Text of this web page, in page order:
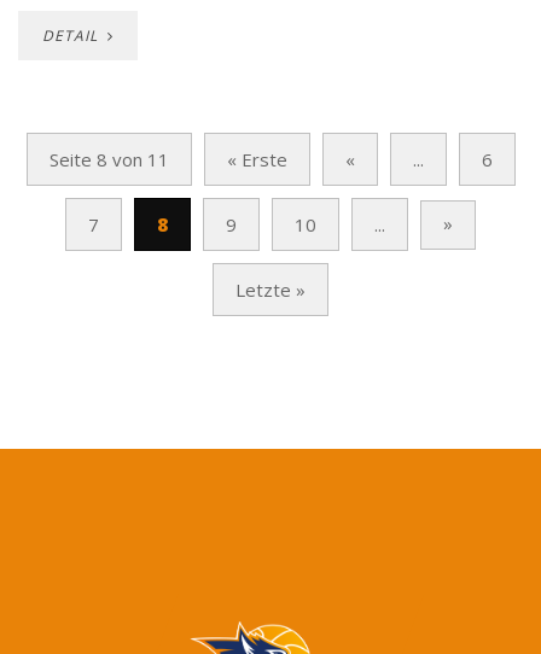
DETAIL
Seite 8 von 11 « Erste « ... 6
7 8 9 10 ... »
Letzte »